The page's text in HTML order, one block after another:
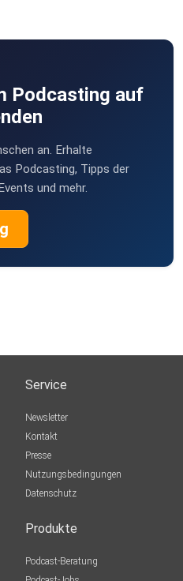
Podcasting auf
an. Erhalte
Podcasting, Tipps der
und mehr.
Service
Newsletter
Kontakt
Presse
Nutzungsbedingungen
Datenschutz
Produkte
Podcast-Beratung